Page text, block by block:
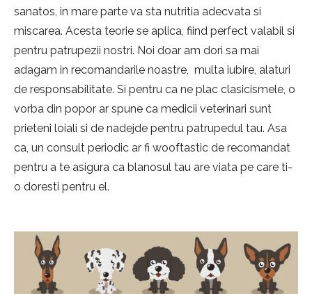
sanatos, in mare parte va sta nutritia adecvata si
miscarea. Acesta teorie se aplica, fiind perfect valabil si
pentru patrupezii nostri. Noi doar am dori sa mai
adagam in recomandarile noastre, multa iubire, alaturi
de responsabilitate. Si pentru ca ne plac clasicismele, o
vorba din popor ar spune ca medicii veterinari sunt
prieteni loiali si de nadejde pentru patrupedul tau. Asa
ca, un consult periodic ar fi wooftastic de recomandat
pentru a te asigura ca blanosul tau are viata pe care ti-
o doresti pentru el.